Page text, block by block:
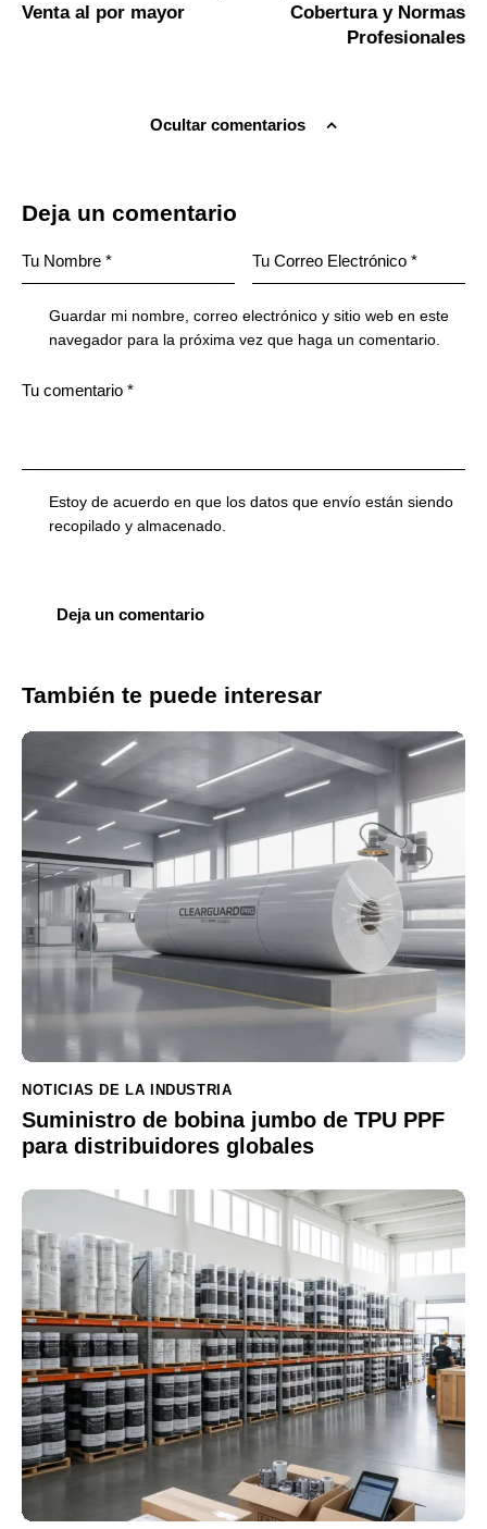
Venta al por mayor
Cobertura y Normas
Profesionales
Ocultar comentarios
Deja un comentario
Guardar mi nombre, correo electrónico y sitio web en este
navegador para la próxima vez que haga un comentario.
Estoy de acuerdo en que los datos que envío están siendo
recopilado y almacenado
También te puede interesar
NOTICIAS DE LA INDUSTRIA
Suministro de bobina jumbo de TPU PPF
para distribuidores globales